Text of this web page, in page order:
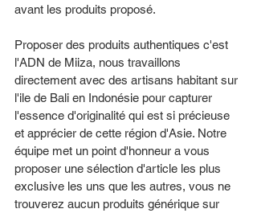
avant les produits proposé.
Proposer des produits authentiques c'est
l'ADN de Miiza, nous travaillons
directement avec des artisans habitant sur
l'ile de Bali en Indonésie pour capturer
l'essence d'originalité qui est si précieuse
et apprécier de cette région d'Asie. Notre
équipe met un point d'honneur a vous
proposer une sélection d'article les plus
exclusive les uns que les autres, vous ne
trouverez aucun produits générique sur